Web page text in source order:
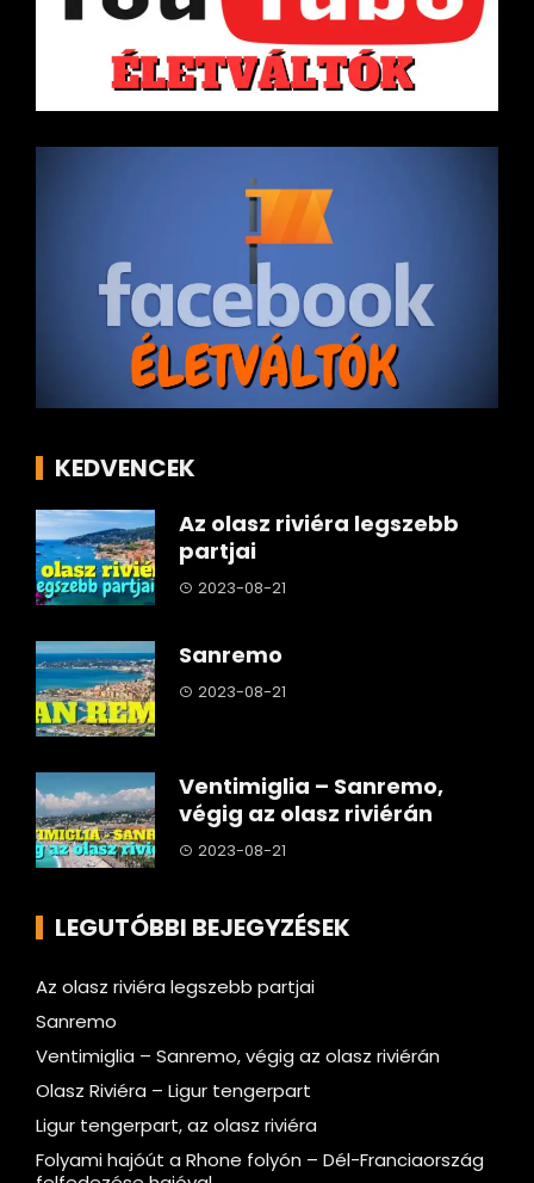
KEDVENCEK
Az olasz riviéra legszebb
partjai
2023-08-21
Sanremo
2023-08-21
Ventimiglia – Sanremo,
végig az olasz riviérán
2023-08-21
LEGUTÓBBI BEJEGYZÉSEK
Az olasz riviéra legszebb partjai
Sanremo
Ventimiglia – Sanremo, végig az olasz riviérán
Olasz Riviéra – Ligur tengerpart
Ligur tengerpart, az olasz riviéra
Folyami hajóút a Rhone folyón – Dél-Franciaország